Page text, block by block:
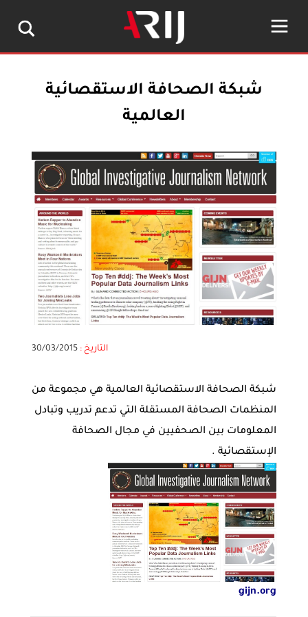
شبكة الصحافة الاستقصائية
العالمية
التاريخ :30/03/2015
شبكة الصحافة الاستقصائية العالمية هي مجموعة من
المنظمات الصحافة المستقلة التي تدعم تدريب وتبادل
المعلومات بين الصحفيين في مجال الصحافة
الإستقصائية .
gijn.org